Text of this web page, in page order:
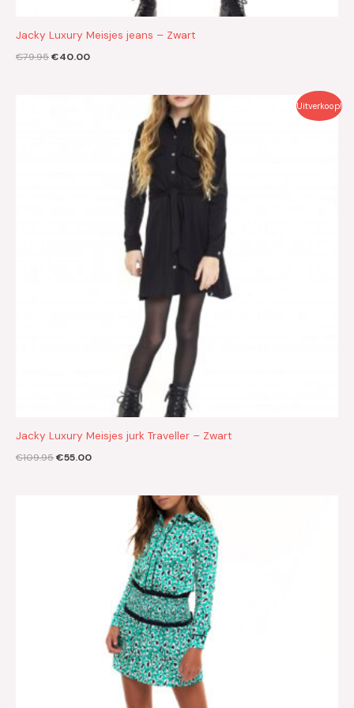
Jacky Luxury Meisjes jeans – Zwart
€79.95€40.00
Uitverkoop!
Jacky Luxury Meisjes jurk Traveller – Zwart
€109.95€55.00